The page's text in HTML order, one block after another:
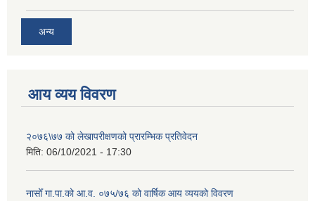
अन्य
आय व्यय विवरण
२०७६\७७ को लेखापरीक्षणको प्रारम्भिक प्रतिवेदन
मिति: 06/10/2021 - 17:30
नासोँ गा.पा.को आ.व. ०७५/७६ को वार्षिक आय व्ययको विवरण